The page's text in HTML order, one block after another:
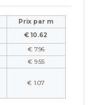
Prix par m
€ 10.62
€ 7.96
€ 9.55
€ 1.07